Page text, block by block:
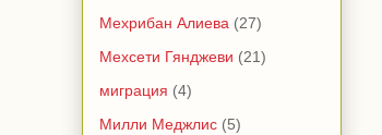
Мехрибан Алиева (27)
Мехсети Гянджеви (21)
миграция (4)
Милли Меджлис (5)